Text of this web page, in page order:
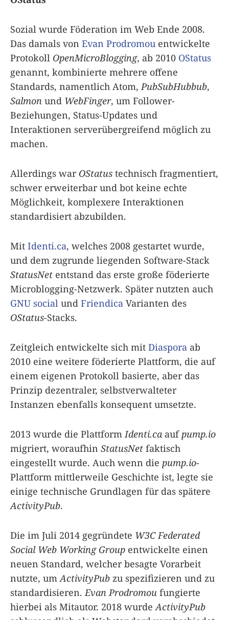
Sozial wurde Föderation im Web Ende 2008.
Das damals von Evan Prodromou entwickelte
Protokoll OpenMicroBlogging, ab 2010 OStatus
genannt, kombinierte mehrere offene
Standards, namentlich Atom, PubSubHubbub,
Salmon und WebFinger, um Follower-
Beziehungen, Status-Updates und
Interaktionen serverübergreifend möglich zu
machen.
Allerdings war OStatus technisch fragmentiert,
schwer erweiterbar und bot keine echte
Möglichkeit, komplexere Interaktionen
standardisiert abzubilden.
Mit Identi.ca, welches 2008 gestartet wurde,
und dem zugrunde liegenden Software-Stack
StatusNet entstand das erste große föderierte
Microblogging-Netzwerk. Später nutzten auch
GNU social und Friendica Varianten des
OStatus-Stacks.
Zeitgleich entwickelte sich mit Diaspora ab
2010 eine weitere föderierte Plattform, die auf
einem eigenen Protokoll basierte, aber das
Prinzip dezentraler, selbstverwalteter
Instanzen ebenfalls konsequent umsetzte.
2013 wurde die Plattform Identi.ca auf pump.io
migriert, woraufhin StatusNet faktisch
eingestellt wurde. Auch wenn die pump.io-
Plattform mittlerweile Geschichte ist, legte sie
einige technische Grundlagen für das spätere
ActivityPub.
Die im Juli 2014 gegründete W3C Federated
Social Web Working Group entwickelte einen
neuen Standard, welcher besagte Vorarbeit
nutzte, um ActivityPub zu spezifizieren und zu
standardisieren. Evan Prodromou fungierte
hierbei als Mitautor. 2018 wurde ActivityPub